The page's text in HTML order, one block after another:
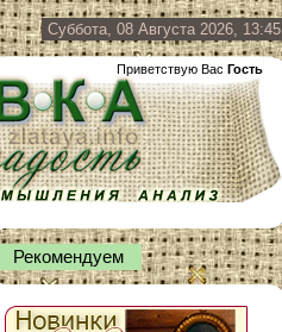
Суббота, 08 Августа 2026, 13:45
Приветствую Вас Гость
Рекомендуем